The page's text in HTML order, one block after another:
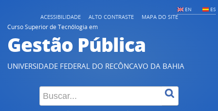
EN ES
ACESSIBILIDADE ALTO CONTRASTE
MAPA DO SITE
Curso Superior de Tecnólogia em
Gestão Pública
UNIVERSIDADE FEDERAL DO RECÔNCAVO DA BAHIA